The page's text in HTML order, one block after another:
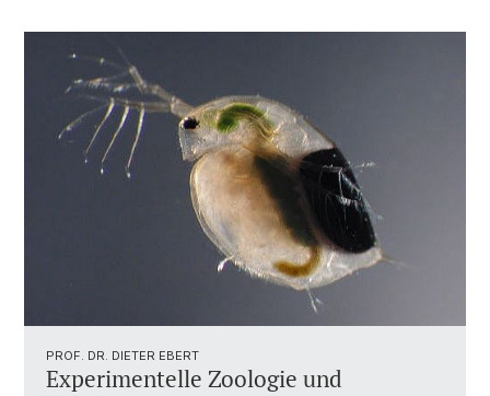
PROF. DR. DIETER EBERT
Experimentelle Zoologie und